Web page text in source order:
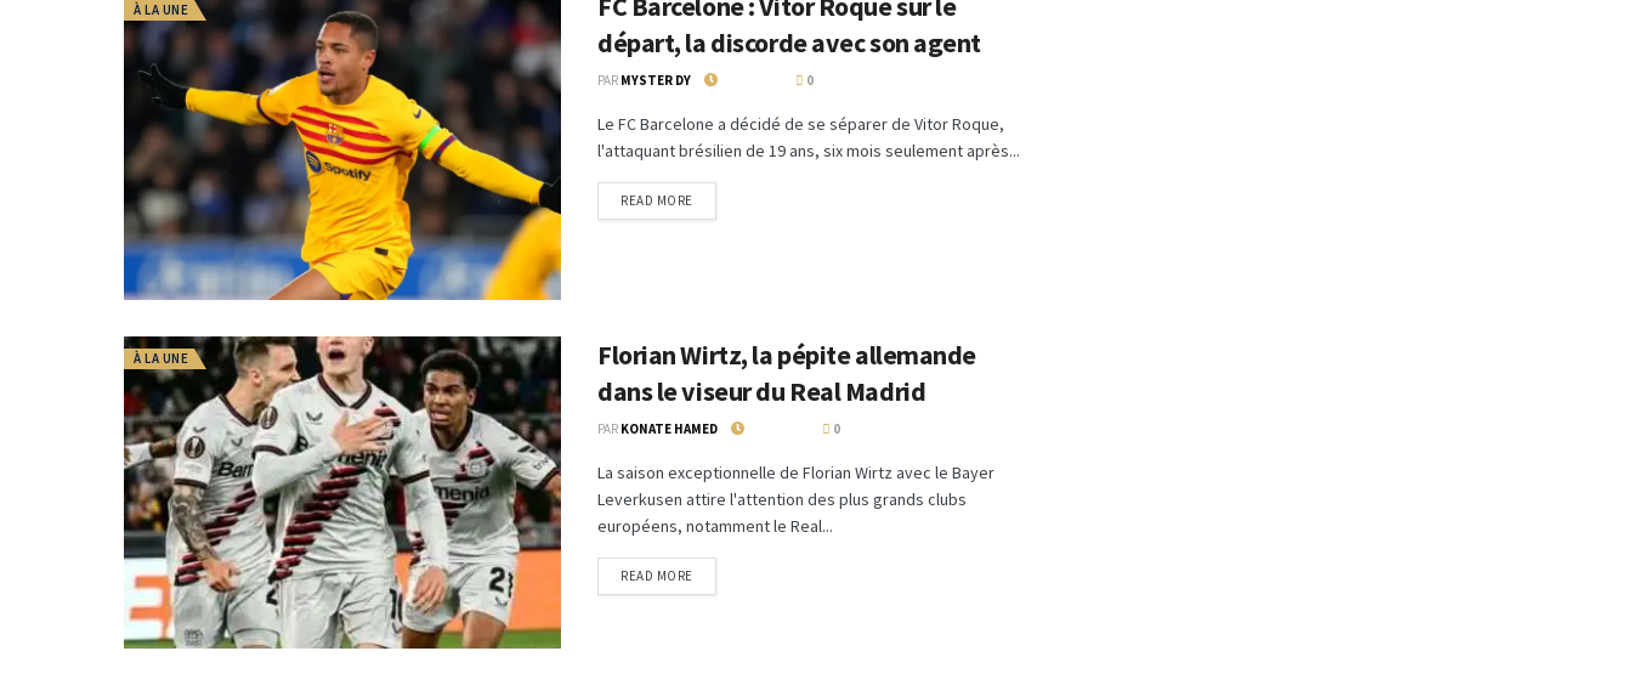
À LA UNE
départ, la discorde avec son agent
PAR MYSTER DY 0
Le FC Barcelone a décidé de se séparer de Vitor Roque,
l'attaquant brésilien de 19 ans, six mois seulement après...
READ MORE
À LA UNE
Florian Wirtz, la pépite allemande
dans le viseur du Real Madrid
PAR KONATE HAMED 0
La saison exceptionnelle de Florian Wirtz avec le Bayer
Leverkusen attire l'attention des plus grands clubs
européens, notamment le Real...
READ MORE